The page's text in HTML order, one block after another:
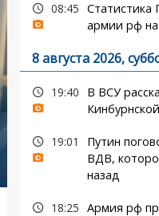
08:45 Статистика
армии рф на
8 августа 2026,
19:40
В ВСУ
19:01
Путин
ВДВ,
назад
18:25 Армия рф